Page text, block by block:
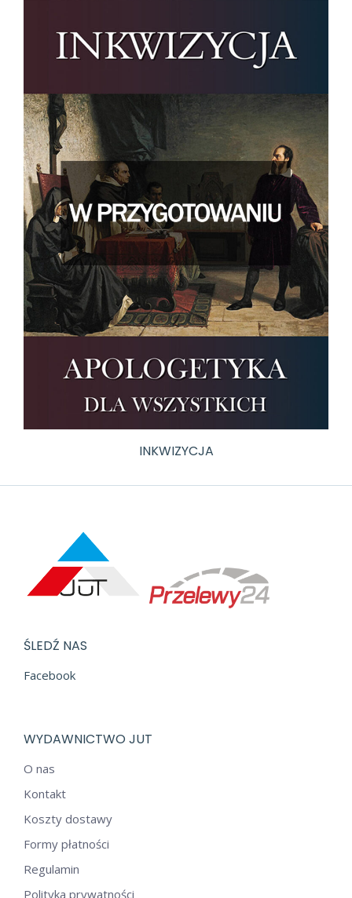
INKWIZYCJA
ŚLEDŹ NAS
Facebook
WYDAWNICTWO JUT
O nas
Kontakt
Koszty dostawy
Formy płatności
Regulamin
Polityka prywatności